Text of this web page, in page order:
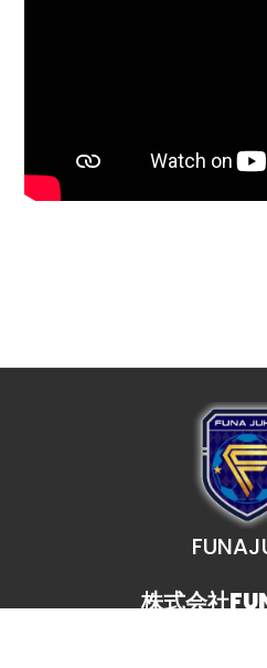
株式会社